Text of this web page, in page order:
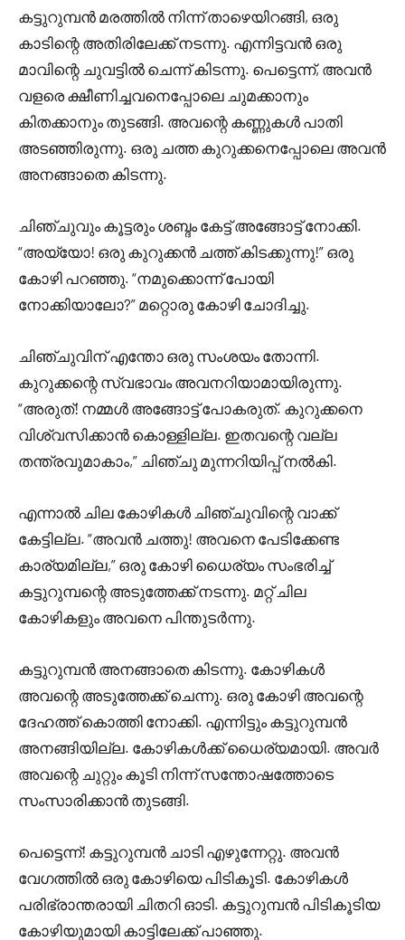
കട്ടുറുമ്പൻ മരത്തിൽ നിന്ന് താഴെയിറങ്ങി, ഒരു
കാടിന്റെ അതിരിലേക്ക് നടന്നു. എന്നിട്ടവൻ ഒരു
മാവിന്റെ ചുവട്ടിൽ ചെന്ന് കിടന്നു. പെട്ടെന്ന്, അവൻ
വളരെ ക്ഷീണിച്ചവനെപ്പോലെ ചുമക്കാനും
കിതക്കാനും തുടങ്ങി. അവന്റെ കണ്ണുകൾ പാതി
അടഞ്ഞിരുന്നു. ഒരു ചത്ത കുറുക്കനെപ്പോലെ അവൻ
അനങ്ങാതെ കിടന്നു.
ചിഞ്ചുവും കൂട്ടരും ശബ്ദം കേട്ട് അങ്ങോട്ട് നോക്കി.
“അയ്യോ! ഒരു കുറുക്കൻ ചത്ത് കിടക്കുന്നു!” ഒരു
കോഴി പറഞ്ഞു. “നമുക്കൊന്ന് പോയി
നോക്കിയാലോ?” മറ്റൊരു കോഴി ചോദിച്ചു.
ചിഞ്ചുവിന് എന്തോ ഒരു സംശയം തോന്നി.
കുറുക്കന്റെ സ്വഭാവം അവനറിയാമായിരുന്നു.
“അരുത്! നമ്മൾ അങ്ങോട്ട് പോകരുത്. കുറുക്കനെ
വിശ്വസിക്കാൻ കൊള്ളില്ല. ഇതവന്റെ വല്ല
തന്ത്രവുമാകാം,” ചിഞ്ചു മുന്നറിയിപ്പ് നൽകി.
എന്നാൽ ചില കോഴികൾ ചിഞ്ചുവിന്റെ വാക്ക്
കേട്ടില്ല. “അവൻ ചത്തു! അവനെ പേടിക്കേണ്ട
കാര്യമില്ല,” ഒരു കോഴി ധൈര്യം സംഭരിച്ച്
കട്ടുറുമ്പന്റെ അടുത്തേക്ക് നടന്നു. മറ്റ് ചില
കോഴികളും അവനെ പിന്തുടർന്നു.
കട്ടുറുമ്പൻ അനങ്ങാതെ കിടന്നു. കോഴികൾ
അവന്റെ അടുത്തേക്ക് ചെന്നു. ഒരു കോഴി അവന്റെ
ദേഹത്ത് കൊത്തി നോക്കി. എന്നിട്ടും കട്ടുറുമ്പൻ
അനങ്ങിയില്ല. കോഴികൾക്ക് ധൈര്യമായി. അവർ
അവന്റെ ചുറ്റും കൂടി നിന്ന് സന്തോഷത്തോടെ
സംസാരിക്കാൻ തുടങ്ങി.
പെട്ടെന്ന്! കട്ടുറുമ്പൻ ചാടി എഴുന്നേറ്റു. അവൻ
വേഗത്തിൽ ഒരു കോഴിയെ പിടികൂടി. കോഴികൾ
പരിഭ്രാന്തരായി ചിതറി ഓടി. കട്ടുറുമ്പൻ പിടികൂടിയ
കോഴിയുമായി കാട്ടിലേക്ക് പാഞ്ഞു.